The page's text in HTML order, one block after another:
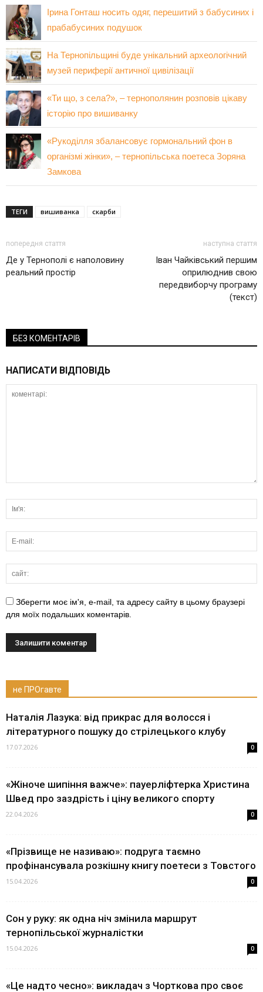
Ірина Гонташ носить одяг, перешитий з бабусиних і
прабабусиних подушок
На Тернопільщині буде унікальний археологічний
музей периферії античної цивілізації
«Ти що, з села?», – тернополянин розповів цікаву
історію про вишиванку
«Рукоділля збалансовує гормональний фон в
організмі жінки», – тернопільська поетеса Зоряна
Замкова
ТЕГИ вишиванка скарби
попередня стаття
Де у Тернополі є наполовину
реальний простір
наступна стаття
Іван Чайківський першим
оприлюднив свою
передвиборчу програму
(текст)
БЕЗ КОМЕНТАРІВ
НАПИСАТИ ВІДПОВІДЬ
Зберегти моє ім'я, e-mail, та адресу сайту в цьому браузері
для моїх подальших коментарів.
не ПРОгавте
Наталія Лазука: від прикрас для волосся і
літературного пошуку до стрілецького клубу
17.07.2026 0
«Жіноче шипіння важче»: пауерліфтерка Христина
Швед про заздрість і ціну великого спорту
22.04.2026 0
«Прізвище не називаю»: подруга таємно
профінансувала розкішну книгу поетеси з Товстого
15.04.2026 0
Сон у руку: як одна ніч змінила маршрут
тернопільської журналістки
15.04.2026 0
«Це надто чесно»: викладач з Чорткова про своє